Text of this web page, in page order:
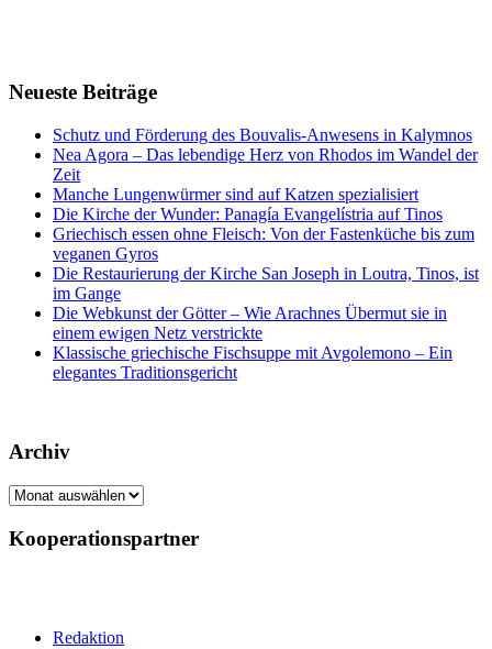
Neueste Beiträge
Schutz und Förderung des Bouvalis-Anwesens in Kalymnos
Nea Agora – Das lebendige Herz von Rhodos im Wandel der
Zeit
Manche Lungenwürmer sind auf Katzen spezialisiert
Die Kirche der Wunder: Panagía Evangelístria auf Tinos
Griechisch essen ohne Fleisch: Von der Fastenküche bis zum
veganen Gyros
Die Restaurierung der Kirche San Joseph in Loutra, Tinos, ist
im Gange
Die Webkunst der Götter – Wie Arachnes Übermut sie in
einem ewigen Netz verstrickte
Klassische griechische Fischsuppe mit Avgolemono – Ein
elegantes Traditionsgericht
Archiv
Archiv
Kooperationspartner
Redaktion